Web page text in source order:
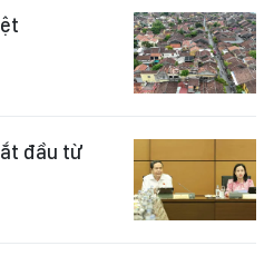
đầu từ